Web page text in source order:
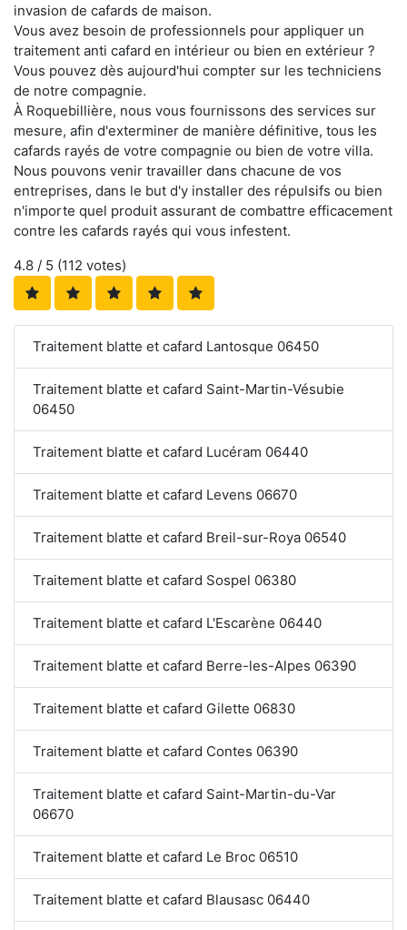
invasion de cafards de maison.
Vous avez besoin de professionnels pour appliquer un
traitement anti cafard en intérieur ou bien en extérieur ?
Vous pouvez dès aujourd'hui compter sur les techniciens
de notre compagnie.
À Roquebillière, nous vous fournissons des services sur
mesure, afin d'exterminer de manière définitive, tous les
cafards rayés de votre compagnie ou bien de votre villa.
Nous pouvons venir travailler dans chacune de vos
entreprises, dans le but d'y installer des répulsifs ou bien
n'importe quel produit assurant de combattre efficacement
contre les cafards rayés qui vous infestent.
4.8 / 5 (112 votes)
Traitement blatte et cafard Lantosque 06450
Traitement blatte et cafard Saint-Martin-Vésubie
06450
Traitement blatte et cafard Lucéram 06440
Traitement blatte et cafard Levens 06670
Traitement blatte et cafard Breil-sur-Roya 06540
Traitement blatte et cafard Sospel 06380
Traitement blatte et cafard L'Escarène 06440
Traitement blatte et cafard Berre-les-Alpes 06390
Traitement blatte et cafard Gilette 06830
Traitement blatte et cafard Contes 06390
Traitement blatte et cafard Saint-Martin-du-Var
06670
Traitement blatte et cafard Le Broc 06510
Traitement blatte et cafard Blausasc 06440